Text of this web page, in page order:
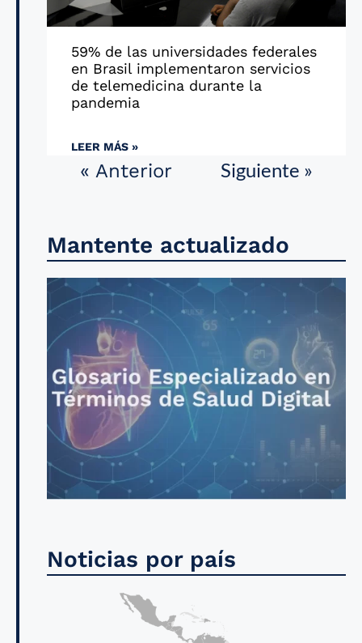
59% de las universidades federales
en Brasil implementaron servicios
de telemedicina durante la
pandemia
LEER MÁS »
« Anterior Siguiente »
Mantente actualizado
Noticias por país